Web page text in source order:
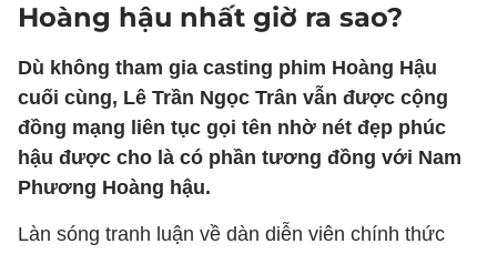
Hoàng hậu nhất giờ ra sao?
Dù không tham gia casting phim Hoàng Hậu
cuối cùng, Lê Trần Ngọc Trân vẫn được cộng
đồng mạng liên tục gọi tên nhờ nét đẹp phúc
hậu được cho là có phần tương đồng với Nam
Phương Hoàng hậu.
Làn sóng tranh luận về dàn diễn viên chính thức